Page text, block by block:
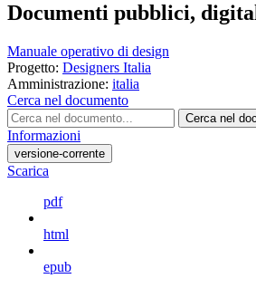
Documenti pubblici,
Manuale operativo di design
Progetto: Designers Italia
Amministrazione: italia
Cerca nel documento
Cerca nel
Informazioni
versione-corrente
Scarica
pdf
html
epub